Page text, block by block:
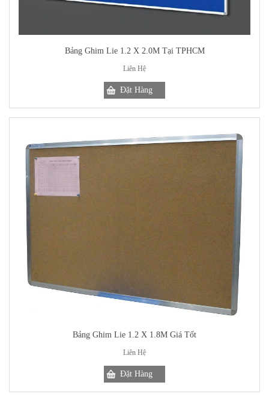
Bảng Ghim Lie 1.2 X 2.0M Tại TPHCM
Liên Hệ
Bảng Ghim Lie 1.2 X 1.8M Giá Tốt
Liên Hệ